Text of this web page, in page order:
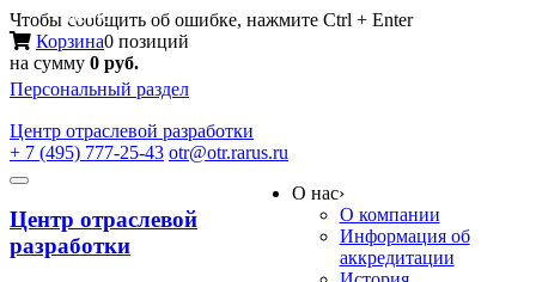
Чтобы сообщить об ошибке, нажмите Ctrl + Enter
Корзина0 позиций
на сумму 0 руб.
Персональный раздел
Центр отраслевой разработки
+ 7 (495) 777-25-43 otr@otr.rarus.ru
Toggle
Меню
Центр отраслевой
разработки
О нас›
О компании
Информация об
аккредитации